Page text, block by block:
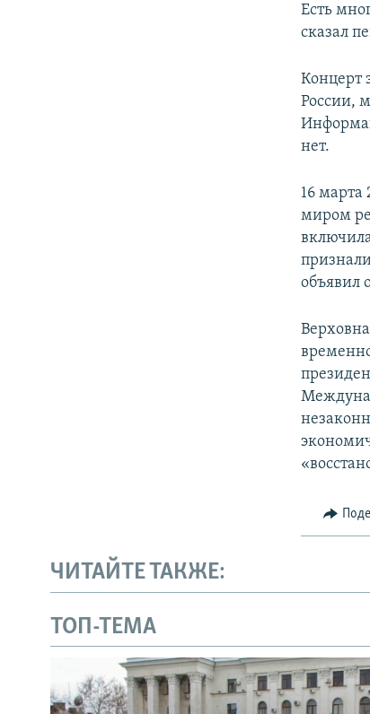
Есть
сказал
Концерт
России,
нет.
16
миром
объявил
ЧИТАЙТЕ ТАКЖЕ:
ТОП-ТЕМА